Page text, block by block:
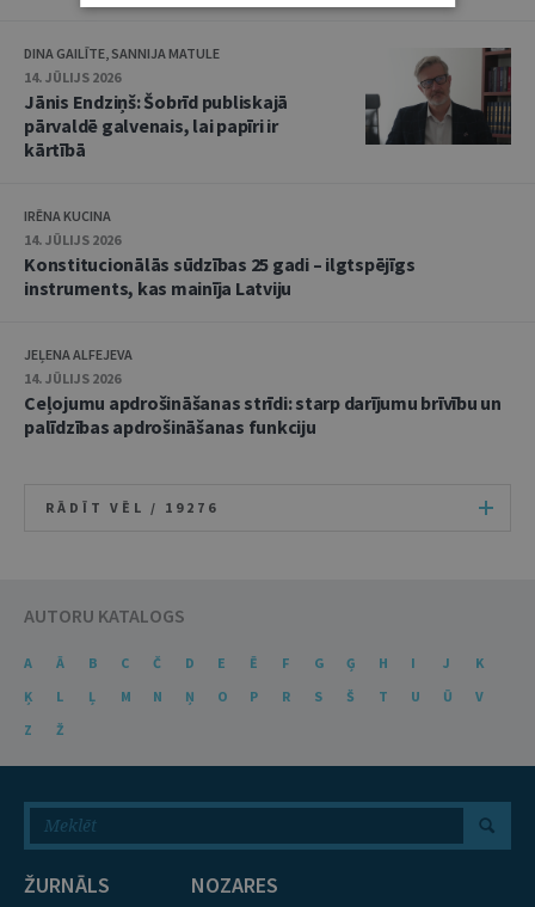
DINA GAILĪTE, SANNIJA MATULE
14. JŪLIJS 2026
Jānis Endziņš: Šobrīd publiskajā
pārvaldē galvenais, lai papīri ir
kārtībā
IRĒNA KUCINA
14. JŪLIJS 2026
Konstitucionālās sūdzības 25 gadi – ilgtspējīgs
instruments, kas mainīja Latviju
JEĻENA ALFEJEVA
14. JŪLIJS 2026
Ceļojumu apdrošināšanas strīdi: starp darījumu brīvību un
palīdzības apdrošināšanas funkciju
RĀDĪT VĒL / 19276
AUTORU KATALOGS
A Ā B C Č D E Ē F G Ģ H I J
K
Ķ
L Ļ M N Ņ O P R S Š T U Ū
V
Z
Ž
ŽURNĀLS
NOZARES